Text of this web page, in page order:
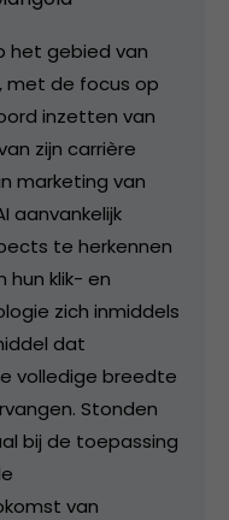
het gebied van
met de focus op
inzetten van
zijn carrière
marketing van
aanvankelijk
te herkennen
hun klik- en
zich inmiddels
dat
volledige breedte
Stonden
bij de toepassing
van